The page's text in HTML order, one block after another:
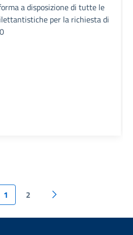
a disposizione di tutte le
per la richiesta di
1 2